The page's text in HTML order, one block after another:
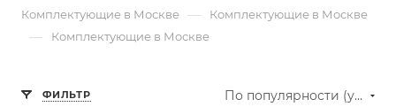
Комплектующие в Москве — Комплектующие в Москве
— Комплектующие в Москве
ФИЛЬТР По популярности (убывание)